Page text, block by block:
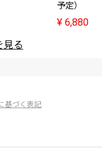
予定）
¥ 6,880
見る
基づく表記